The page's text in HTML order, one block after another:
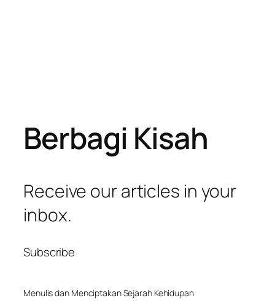
Berbagi Kisah
Receive our articles in your
inbox.
Subscribe
Menulis dan Menciptakan Sejarah Kehidupan